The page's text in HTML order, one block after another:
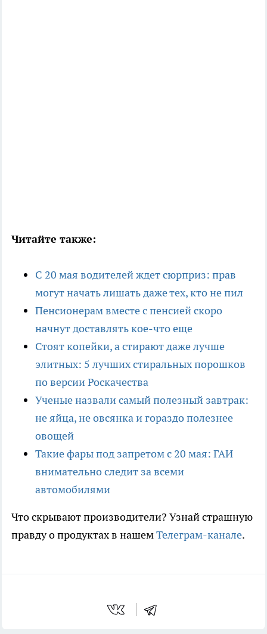
Читайте также:
С 20 мая водителей ждет сюрприз: прав
могут начать лишать даже тех, кто не пил
Пенсионерам вместе с пенсией скоро
начнут доставлять кое-что еще
Стоят копейки, а стирают даже лучше
элитных: 5 лучших стиральных порошков
по версии Роскачества
Ученые назвали самый полезный завтрак:
не яйца, не овсянка и гораздо полезнее
овощей
Такие фары под запретом с 20 мая: ГАИ
внимательно следит за всеми
автомобилями
Что скрывают производители? Узнай страшную
правду о продуктах в нашемТелеграм-канале.